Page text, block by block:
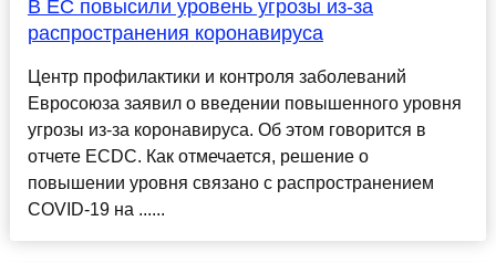
В ЕС повысили уровень угрозы из-за
распространения коронавируса
Центр профилактики и контроля заболеваний
Евросоюза заявил о введении повышенного уровня
угрозы из-за коронавируса. Об этом говорится в
отчете ECDC. Как отмечается, решение о
повышении уровня связано с распространением
COVID-19 на ......